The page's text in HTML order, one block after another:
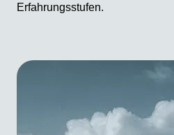
Erfahrungsstufen.